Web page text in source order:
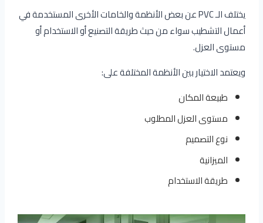
يختلف الـ PVC عن بعض الأنظمة والخامات الأخرى المستخدمة في
أعمال التشطيب سواء من حيث طريقة التصنيع أو الاستخدام أو
مستوى العزل.
ويعتمد الاختيار بين الأنظمة المختلفة على:
طبيعة المكان
مستوى العزل المطلوب
نوع التصميم
الميزانية
طريقة الاستخدام